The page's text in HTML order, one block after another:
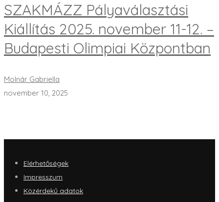
SZAKMÁZZ Pályaválasztási
Kiállítás 2025. november 11-12. –
Budapesti Olimpiai Központban
Molnár Gabriella
november 10, 2025
Elérhetőségek
Impresszum
Közérdekű adatok